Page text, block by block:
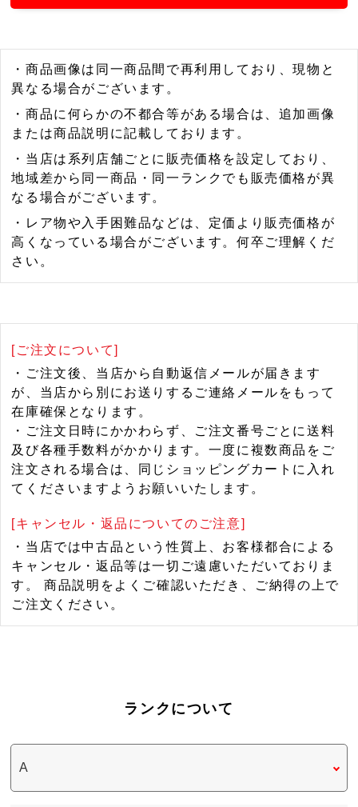
・商品画像は同一商品間で再利用しており、現物と
異なる場合がございます。
・商品に何らかの不都合等がある場合は、追加画像
または商品説明に記載しております。
・当店は系列店舗ごとに販売価格を設定しており、
地域差から同一商品・同一ランクでも販売価格が異
なる場合がございます。
・レア物や入手困難品などは、定価より販売価格が
高くなっている場合がございます。何卒ご理解くだ
さい。
[ご注文について]
・ご注文後、当店から自動返信メールが届きます
が、当店から別にお送りするご連絡メールをもって
在庫確保となります。
・ご注文日時にかかわらず、ご注文番号ごとに送料
及び各種手数料がかかります。一度に複数商品をご
注文される場合は、同じショッピングカートに入れ
てくださいますようお願いいたします。
[キャンセル・返品についてのご注意]
・当店では中古品という性質上、お客様都合による
キャンセル・返品等は一切ご遠慮いただいておりま
す。 商品説明をよくご確認いただき、ご納得の上で
ご注文ください。
ランクについて